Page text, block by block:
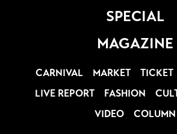
SPECIAL
MAGAZINE
CARNIVAL MARKET TICKET
LIVE REPORT
FASHION
VIDEO
COLUMN